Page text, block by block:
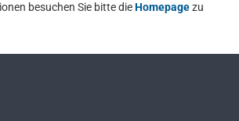
besuchen Sie bitte dieHomepagezu